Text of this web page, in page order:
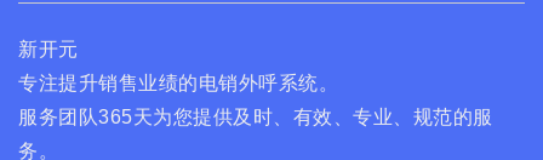
新开元
专注提升销售业绩的电销外呼系统。
服务团队365天为您提供及时、有效、专业、规范的服
务。